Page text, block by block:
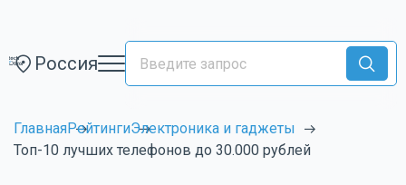
Россия
ГлавнаяРейтингиЭлектроника и гаджеты
Топ-10 лучших телефонов до 30.000 рублей